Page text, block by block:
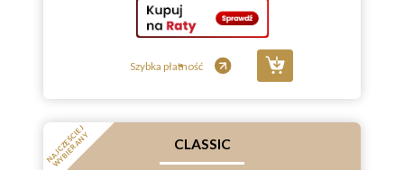
Szybka płatność
N
A
J
C
Z
Ę
Ś
C
I
E
J
W
Y
B
I
E
R
A
N
Y CLASSIC